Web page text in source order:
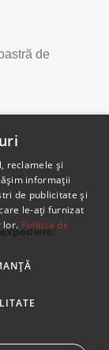
de
reclamele și
informații
de publicitate și
le-ați furnizat
lor. Politica de